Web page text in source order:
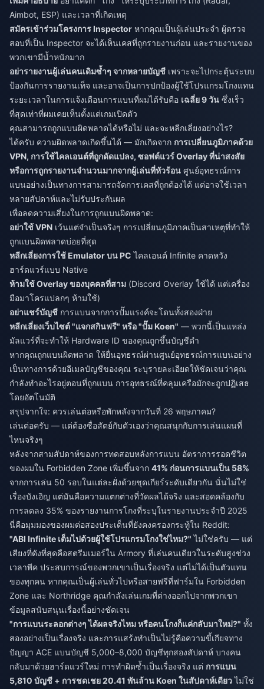
Aimbot, ESP) และเวลาที่เกิดเหตุ
สมัครเข้าร่วมโครงการ Inspector หากคุณเป็นผู้เล่นประจำ ผู้ตรวจ
สอบที่เป็น Inspector จะได้เห็นเคสที่ถูกรายงานก่อน และรายงานของ
พวกเขามีน้ำหนักมาก
อย่ารายงานผู้เล่นคนเดิมซ้ำๆ จากหลายบัญชี เพราะจะไปกระตุ้นระบบ
ป้องกันการรายงานเท็จ และอาจเป็นการปกป้องผู้ใช้โปรแกรมโกงแทน
ระยะเวลาในการแจ้งเตือนการแบนที่ผมได้รับคือ เฉลี่ย 9 วัน ซึ่งเร็ว
ที่สุดเท่าที่ผมเคยเห็นตั้งแต่เกมเปิดตัว
คุณสามารถถูกแบนผิดพลาดได้หรือไม่ และจะหลีกเลี่ยงอย่างไร?
ได้ครับ ความผิดพลาดเกิดขึ้นได้ — มักเกิดจาก การเปลี่ยนภูมิภาคด้วย
VPN, การใช้ไคลเอนต์ที่ถูกดัดแปลง, ซอฟต์แวร์ Overlay ที่น่าสงสัย
หรือการถูกรายงานจำนวนมากจากผู้เล่นที่หัวร้อน ศูนย์อุทธรณ์การ
แบนอย่างเป็นทางการสามารถจัดการเคสที่ถูกต้องได้ แต่อาจใช้เวลา
หลายสัปดาห์และไม่รับประกันผล
เพื่อลดความเสี่ยงในการถูกแบนผิดพลาด:
อย่าใช้ VPN เว้นแต่จำเป็นจริงๆ การเปลี่ยนภูมิภาคเป็นสาเหตุที่ทำให้
ถูกแบนผิดพลาดบ่อยที่สุด
หลีกเลี่ยงการใช้ Emulator บน PC ไคลเอนต์ Infinite คาดหวัง
ฮาร์ดแวร์แบบ Native
ห้ามใช้ Overlay ของบุคคลที่สาม (Discord Overlay ใช้ได้ แต่เครื่อง
มือมาโครแปลกๆ ห้ามใช้)
อย่าแชร์บัญชี การแบนจากการปั๊มแรงค์จะโดนทั้งสองฝ่าย
หลีกเลี่ยงเว็บไซต์ "แจกสกินฟรี" หรือ "ปั๊ม Koen" — พวกนี้เป็นแหล่ง
มัลแวร์ที่จะทำให้ Hardware ID ของคุณถูกขึ้นบัญชีดำ
หากคุณถูกแบนผิดพลาด ให้ยื่นอุทธรณ์ผ่านศูนย์อุทธรณ์การแบนอย่าง
เป็นทางการด้วยอีเมลบัญชีของคุณ ระบุรายละเอียดให้ชัดเจนว่าคุณ
กำลังทำอะไรอยู่ตอนที่ถูกแบน การอุทธรณ์ที่คลุมเครือมักจะถูกปฏิเสธ
โดยอัตโนมัติ
สรุปจากใจ: ควรเล่นต่อหรือพักหลังจากวันที่ 26 พฤษภาคม?
เล่นต่อครับ — แต่ต้องซื่อสัตย์กับตัวเองว่าคุณสนุกกับการเล่นแผนที่
ไหนจริงๆ
หลังจากสามสัปดาห์ของการทดสอบหลังการแบน อัตราการรอดชีวิต
ของผมใน Forbidden Zone เพิ่มขึ้นจาก 41% ก่อนการแบนเป็น 58%
จากการเล่น 50 รอบในแต่ละฝั่งด้วยชุดเกียร์ระดับเดียวกัน นั่นไม่ใช่
เรื่องบังเอิญ แต่มันคือความแตกต่างที่วัดผลได้จริง และสอดคล้องกับ
การลดลง 35% ของรายงานการโกงที่ระบุในรายงานประจำปี 2025
นี่คือมุมมองของผมต่อสองประเด็นที่ยังคงครองกระทู้ใน Reddit:
"ABI Infinite เต็มไปด้วยผู้ใช้โปรแกรมโกงใช่ไหม?" ไม่ใช่ครับ — แต่
เสียงที่ดังที่สุดคือสตรีมเมอร์ใน Armory ที่เล่นคนเดียวในระดับสูงช่วง
เวลาพีค ประสบการณ์ของพวกเขาเป็นเรื่องจริง แต่ไม่ได้เป็นตัวแทน
ของทุกคน หากคุณเป็นผู้เล่นทั่วไปหรือสายฟรีที่ฟาร์มใน Forbidden
Zone และ Northridge คุณกำลังเล่นเกมที่ต่างออกไปจากพวกเขา
ข้อมูลสนับสนุนเรื่องนี้อย่างชัดเจน
"การแบนระลอกต่างๆ ได้ผลจริงไหม หรือคนโกงก็แค่กลับมาใหม่?" ทั้ง
สองอย่างเป็นเรื่องจริง และการแสร้งทำเป็นไม่รู้คือความขี้เกียจทาง
ปัญญา ACE แบนบัญชี 5,000–8,000 บัญชีทุกสองสัปดาห์ บางคน
กลับมาด้วยฮาร์ดแวร์ใหม่ การทำผิดซ้ำเป็นเรื่องจริง แต่ การแบน
5,810 บัญชี + การชดเชย 20.41 พันล้าน Koen ในสัปดาห์เดียวไม่ใช่